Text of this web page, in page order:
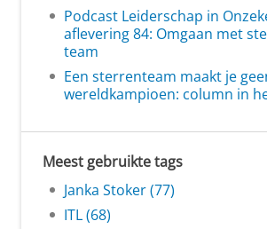
Podcast Leiderschap in
aflevering 84: Omgaan met
team
Een sterrenteam maakt je
wereldkampioen: column in
Meest gebruikte tags
Janka Stoker (77)
ITL (68)